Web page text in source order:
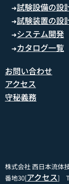
➜試験設備の設
➜試験装置の設
➜システム開発
➜ カタログ一覧
お問い合わせ
アクセス
守秘義務
株式会社 西日本流体
番地30[アクセス]